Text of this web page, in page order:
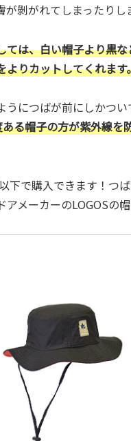
剝がれてしまったりし
ては、白い帽子より黒
よりカットしてくれます
うにつばが前にしかつ
る帽子の方が紫外線を
下で購入できます！つば
メーカーのLOGOSの帽